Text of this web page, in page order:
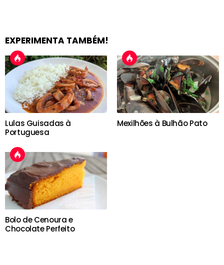
EXPERIMENTA TAMBÉM!
Lulas Guisadas à
Portuguesa
Mexilhões à Bulhão Pato
Bolo de Cenoura e
Chocolate Perfeito